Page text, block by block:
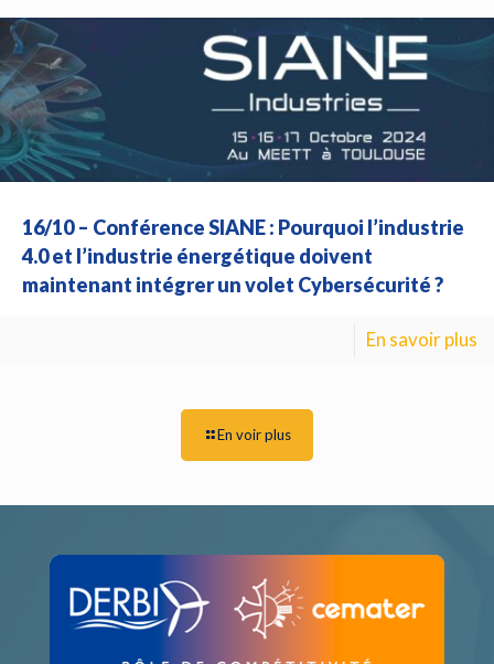
16/10 – Conférence SIANE : Pourquoi l’industrie
4.0 et l’industrie énergétique doivent
maintenant intégrer un volet Cybersécurité ?
En savoir plus
En voir plus